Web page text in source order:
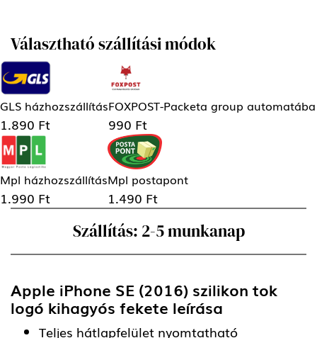
Választható szállítási módok
GLS házhozszállítás
1.890 Ft
FOXPOST-Packeta group automatába
990 Ft
Mpl házhozszállítás
1.990 Ft
Mpl postapont
1.490 Ft
Szállítás: 2-5 munkanap
Apple iPhone SE (2016) szilikon tok
logó kihagyós fekete leírása
Teljes hátlapfelület nyomtatható